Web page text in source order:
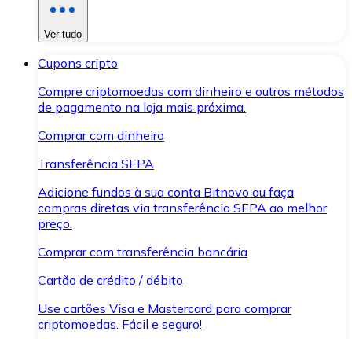
Ver tudo
Cupons cripto
Compre criptomoedas com dinheiro e outros métodos
de pagamento na loja mais próxima.
Comprar com dinheiro
Transferência SEPA
Adicione fundos à sua conta Bitnovo ou faça
compras diretas via transferência SEPA ao melhor
preço.
Comprar com transferência bancária
Cartão de crédito / débito
Use cartões Visa e Mastercard para comprar
criptomoedas. Fácil e seguro!